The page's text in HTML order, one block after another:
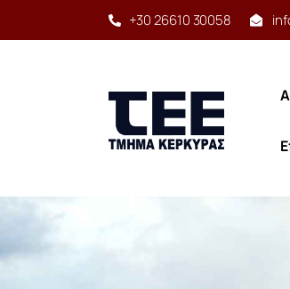
+30 26610 30058
Δραστηριότητες
Προγράμματα